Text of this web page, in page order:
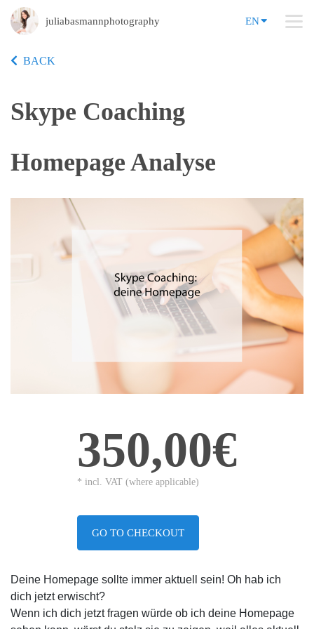
juliabasmannphotography EN
BACK
Skype Coaching
Homepage Analyse
350,00€
* incl. VAT (where applicable)
GO TO CHECKOUT
Deine Homepage sollte immer aktuell sein! Oh hab ich
dich jetzt erwischt?
Wenn ich dich jetzt fragen würde ob ich deine Homepage